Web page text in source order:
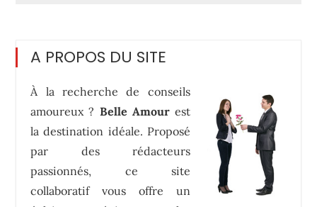
A PROPOS DU SITE
À la recherche de conseils
amoureux ? Belle Amourest
la destination idéale. Proposé
par des rédacteurs
passionnés, ce site
collaboratif vous offre un